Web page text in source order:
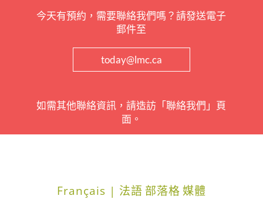
今天有預約，需要聯絡我們嗎？請發送電子
郵件至
today@lmc.ca
如需其他聯絡資訊，請造訪「聯絡我們」頁
面。
Français | 法語 部落格媒體